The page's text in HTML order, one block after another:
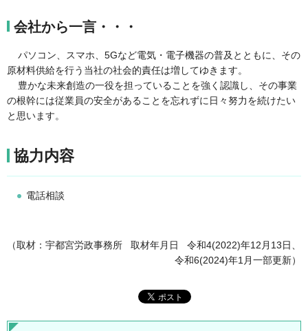
会社から一言・・・
パソコン、スマホ、5Gなど電気・電子機器の普及とともに、その
原材料供給を行う当社の社会的責任は増してゆきます。
豊かな未来創造の一役を担っていることを強く認識し、その事業
の根幹には従業員の安全があることを忘れずに日々努力を続けたい
と思います。
協力内容
電話相談
（取材：宇都宮労政事務所 取材年月日 令和4(2022)年12月13日、
令和6(2024)年1月一部更新）